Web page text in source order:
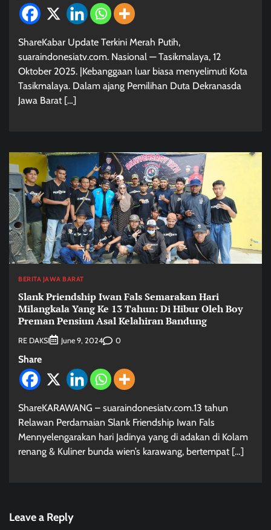
ShareKabar Update Terkini Merah Putih,
suaraindonesiatv.com. Nasional — Tasikmalaya, 12
Oktober 2025. |Kebanggaan luar biasa menyelimuti Kota
Tasikmalaya. Dalam ajang Pemilihan Duta Dekranasda
Jawa Barat […]
BERITA JAWA BARAT
Slank Priendship Iwan Fals Semarakan Hari
Milangkala Yang Ke 13 Tahun: Di Hibur Oleh Boy
Preman Pensiun Asal Kelahiran Bandung
RE DAKSI June 9, 2024 0
Share
ShareKARAWANG – suaraindonesiatv.com.13 tahun
Relawan Perdamaian Slank Friendship Iwan Fals
Mennyelengarakan hari Jadinya yang di adakan di Kolam
renang & Kuliner bunda wien’s karawang, bertempat […]
Leave a Reply